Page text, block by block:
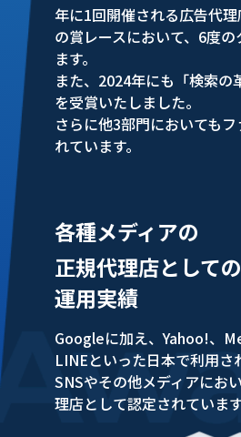
年に1回開催される広告代
の賞レースにおいて、6度
ます。
また、2024年にも「検索の
を受賞いたしました。
さらに他3部門においても
れています。
各種メディアの
正規代理店としての
運用実績
Googleに加え、Yahoo!、
LINEといった日本で利用さ
SNSやその他メディアにお
理店として認定されています